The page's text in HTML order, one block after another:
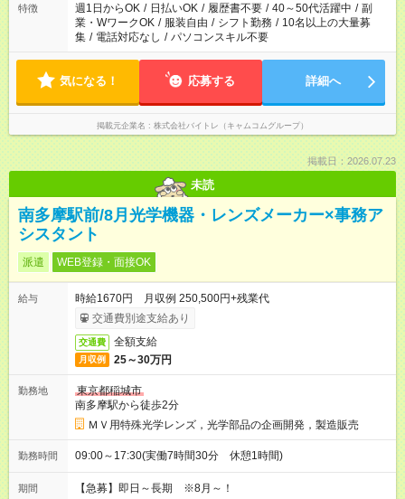
特徴 週1日からOK / 日払いOK / 履歴書不要 / 40～50代活躍中 / 副
業・WワークOK / 服装自由 / シフト勤務 / 10名以上の大量募
集 / 電話対応なし / パソコンスキル不要
気になる！ 応募する 詳細へ
掲載元企業名 株式会社バイトレ（キャムコムグループ）
掲載日：2026.07.23
未読
南多摩駅前/8月光学機器・レンズメーカー×事務ア
シスタント
派遣 WEB登録・面接OK
給与
時給1670円 月収例 250,500円+残業代
交通費別途支給あり
交通費 全額支給
月収例 25～30万円
勤務地
東京都稲城市
南多摩駅から徒歩2分
ＭＶ用特殊光学レンズ，光学部品の企画開発，製造販売
勤務時間 09:00～17:30(実働7時間30分 休憩1時間)
期間 【急募】即日～長期 ※8月～！